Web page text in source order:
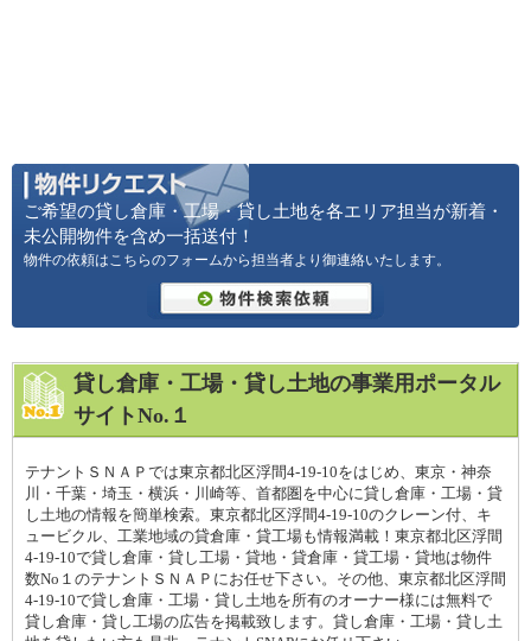
ご希望の貸し倉庫・工場・貸し土地を各エリア担当が新着・
未公開物件を含め一括送付！
物件の依頼はこちらのフォームから担当者より御連絡いたします。
貸し倉庫・工場・貸し土地の事業用ポータル
サイトNo.１
テナントＳＮＡＰでは東京都北区浮間4-19-10をはじめ、東京・神奈
川・千葉・埼玉・横浜・川崎等、首都圏を中心に貸し倉庫・工場・貸
し土地の情報を簡単検索。東京都北区浮間4-19-10のクレーン付、キ
ュービクル、工業地域の貸倉庫・貸工場も情報満載！東京都北区浮間
4-19-10で貸し倉庫・貸し工場・貸地・貸倉庫・貸工場・貸地は物件
数No１のテナントＳＮＡＰにお任せ下さい。その他、東京都北区浮間
4-19-10で貸し倉庫・工場・貸し土地を所有のオーナー様には無料で
貸し倉庫・貸し工場の広告を掲載致します。貸し倉庫・工場・貸し土